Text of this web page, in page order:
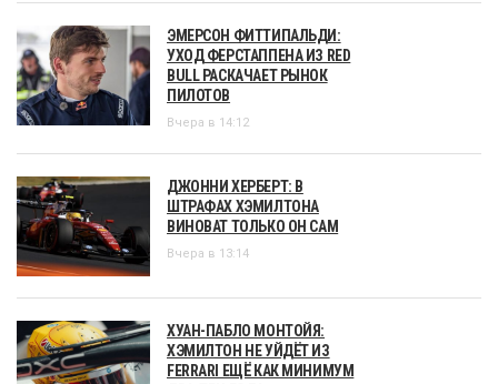
ЭМЕРСОН ФИТТИПАЛЬДИ:
УХОД ФЕРСТАППЕНА ИЗ RED
BULL РАСКАЧАЕТ РЫНОК
ПИЛОТОВ
Вчера в 14:12
ДЖОННИ ХЕРБЕРТ: В
ШТРАФАХ ХЭМИЛТОНА
ВИНОВАТ ТОЛЬКО ОН САМ
Вчера в 13:14
ХУАН-ПАБЛО МОНТОЙЯ:
ХЭМИЛТОН НЕ УЙДЁТ ИЗ
FERRARI ЕЩЁ КАК МИНИМУМ